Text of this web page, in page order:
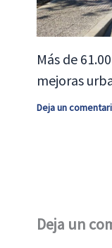
Más de
mejoras
Deja un
Deja un